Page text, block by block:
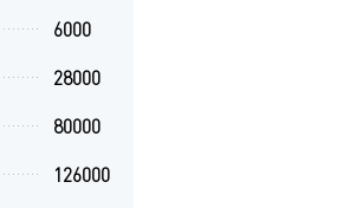
6000
28000
80000
126000